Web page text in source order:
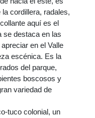
cordillera, radales,
aquí es el
se destaca en las
en el Valle
escénica. Es la
del parque,
boscosos y
variedad de
tuco colonial, un